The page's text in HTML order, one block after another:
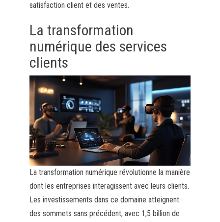
satisfaction client et des ventes.
La transformation
numérique des services
clients
La transformation numérique révolutionne la manière
dont les entreprises interagissent avec leurs clients.
Les investissements dans ce domaine atteignent
des sommets sans précédent, avec 1,5 billion de